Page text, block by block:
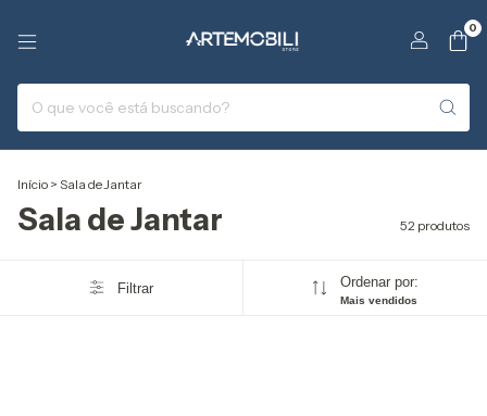
0
Início > Sala de Jantar
Sala de Jantar 52 produtos
Filtrar Ordenar por:
Mais vendidos